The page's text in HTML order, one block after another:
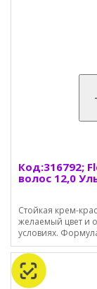
Код:316792;
волос 12,0
Стойкая крем-
желаемый цвет и
условиях.